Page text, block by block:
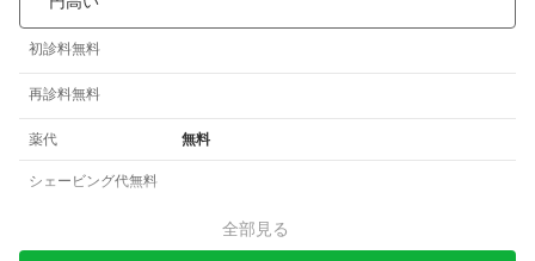
初診料無料
再診料無料
薬代 無料
シェービング代無料
全部見る